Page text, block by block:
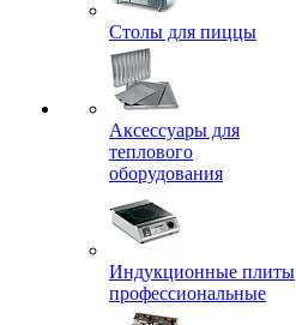
Столы для пиццы
Аксессуары для
теплового
оборудования
Индукционные плиты
профессиональные